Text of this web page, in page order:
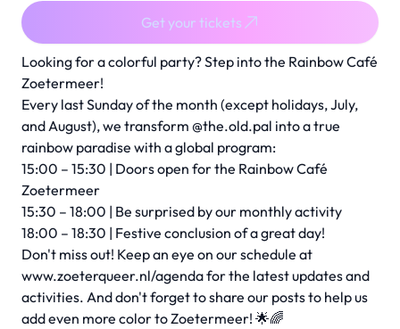
Looking for a colorful party? Step into the Rainbow Café
Zoetermeer!
Every last Sunday of the month (except holidays, July,
and August), we transform @the.old.pal into a true
rainbow paradise with a global program:
15:00 – 15:30 | Doors open for the Rainbow Café
Zoetermeer
15:30 – 18:00 | Be surprised by our monthly activity
18:00 – 18:30 | Festive conclusion of a great day!
Don't miss out! Keep an eye on our schedule at
www.zoeterqueer.nl/agenda for the latest updates and
activities. And don't forget to share our posts to help us
add even more color to Zoetermeer! 🌟🌈
Get your tickets